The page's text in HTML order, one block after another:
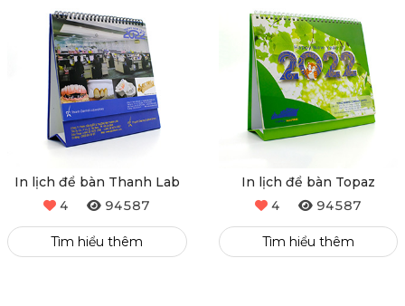
In lịch để bàn Thanh Lab
4
94587
Tìm hiểu thêm
In lịch để bàn Topaz
4
94587
Tìm hiểu thêm